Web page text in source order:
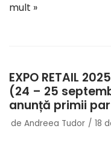
mult »
EXPO RETAIL
(24 – 25
anunță primii
de Andreea Tudor 18